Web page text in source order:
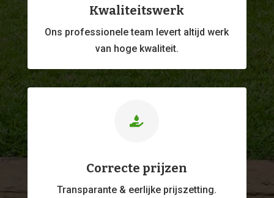
Kwaliteitswerk
Ons professioneleteam levert altijd werk
van hoge kwaliteit.

Correcte prijzen
Transparante & eerlijke prijszetting.